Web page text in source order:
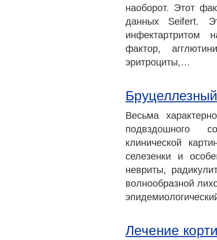
наоборот. Этот
данных Seifert.
инфектартритом
фактор,
эритроциты,…
Весьма
подвздошного
клинической
селезенки и
невриты,
волнообразной
Лечение